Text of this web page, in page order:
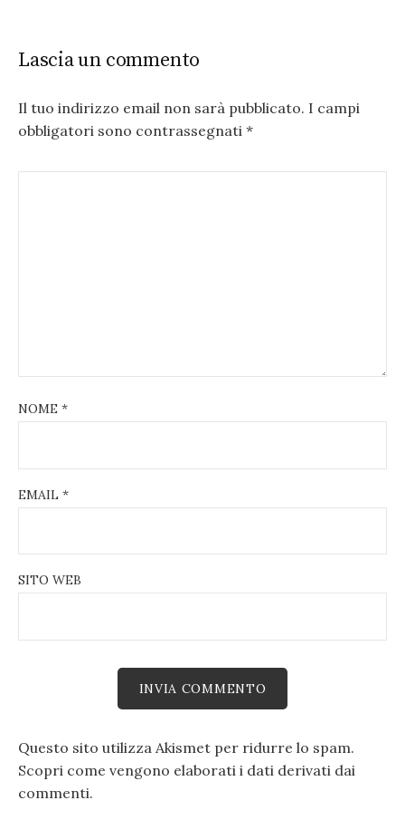
Lascia un commento
Il tuo indirizzo email non sarà pubblicato. I campi
obbligatori sono contrassegnati *
NOME *
EMAIL *
SITO WEB
Questo sito utilizza Akismet per ridurre lo spam.
Scopri come vengono elaborati i dati derivati dai
commenti.